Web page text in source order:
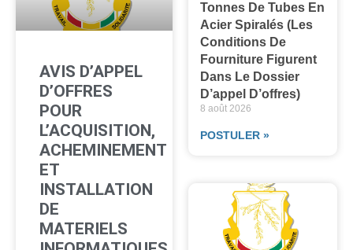
AVIS D’APPEL
D’OFFRES
POUR
L’ACQUISITION,
ACHEMINEMENT
ET
INSTALLATION
DE
MATERIELS
Tonnes De Tubes En
Acier Spiralés (les
Conditions De
Fourniture Figurent
Dans Le Dossier
D’appel D’offres)
8 août 2026
POSTULER »